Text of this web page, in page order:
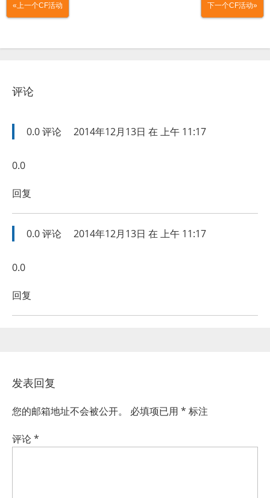
«上一个CF活动 下一个CF活动»
评论
0.0评论 2014年12月13日 在 上午 11:17
0.0
回复
0.0评论 2014年12月13日 在 上午 11:17
0.0
回复
发表回复
您的邮箱地址不会被公开。 必填项已用 * 标注
评论*